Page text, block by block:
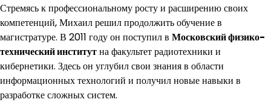
Стремясь к профессиональному росту и расширению своих
компетенций, Михаил решил продолжить обучение в
магистратуре. В 2011 году он поступил в Московский физико-
технический институтна факультет радиотехники и
кибернетики. Здесь он углубил свои знания в области
информационных технологий и получил новые навыки в
разработке сложных систем.